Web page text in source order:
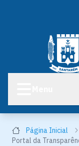
Página Inicial
Portal da